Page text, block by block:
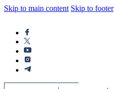
Skip to main content Skip to footer